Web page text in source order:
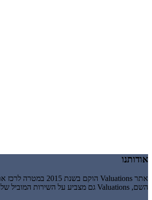
אודותנו
אתר Valuations הוקם בשנת 2015 במטרה לרכז את השירותים הכלכליים והעסקיים הניתנים זה מכבר על ידי אשבר-עיינות בע"מ, חברה לניהול וייזום עסקי.
השם, Valuations גם מצביע על השירות המוביל שלנו - הערכות שווי, וגם מרמז על valuation כהענקת ערך, כלומר מבטא את העיקרון שלנו לפיו השירותים שאנו נותנים חייבים להעניק לעסק שלך ערך מוסף.